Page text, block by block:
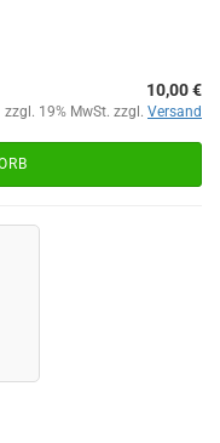
10,00 €
zzgl. 19% MwSt. zzgl. Versand